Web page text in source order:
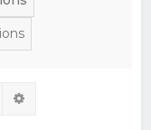
Rechercher